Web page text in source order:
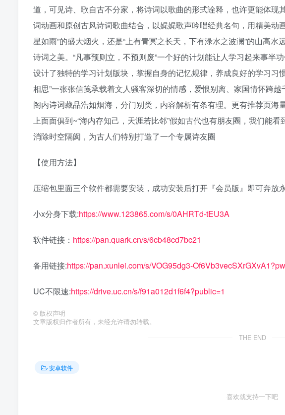
道，可见诗、歌自古不分家，将诗词以歌曲的形式诠释，也许更能体
词动画和原创古风诗词歌曲结合，以娓娓歌声吟唱经典名句，用精美动
星如雨”的盛大烟火，还是“上有青冥之长天，下有渌水之波澜”的山高
诗词之美。“凡事预则立，不预则废”一个好的计划能让人学习起来事半
设计了独特的学习计划版块，掌握自身的记忆规律，养成良好的学习习
相思”一张张信笺承载着文人骚客深切的情感，爱恨别离、家国情怀跨
阁内诗词藏品浩如烟海，分门别类，内容解析有条有理。更有推荐页
上面面俱到~“海内存知己，天涯若比邻”假如古代也有朋友圈，我们能看
消除时空隔阂，为古人们特别打造了一个专属诗友圈
【使用方法】
压缩包里面三个软件都需要安装，成功安装后打开『会员版』即可奔放
小x分身下载:https://www.123865.com/s/0AHRTd-tEU3A
软件链接： https://pan.quark.cn/s/6cb48cd7bc21
备用链接:https://pan.xunlei.com/s/VOG95dg3-
UC不限速:https://drive.uc.cn/s/f91a012d1f6f4?public=1
© 版权声明
文章版权归作者所有，未经允许请勿转载。
THE END
安卓软件
喜欢就支持一下吧